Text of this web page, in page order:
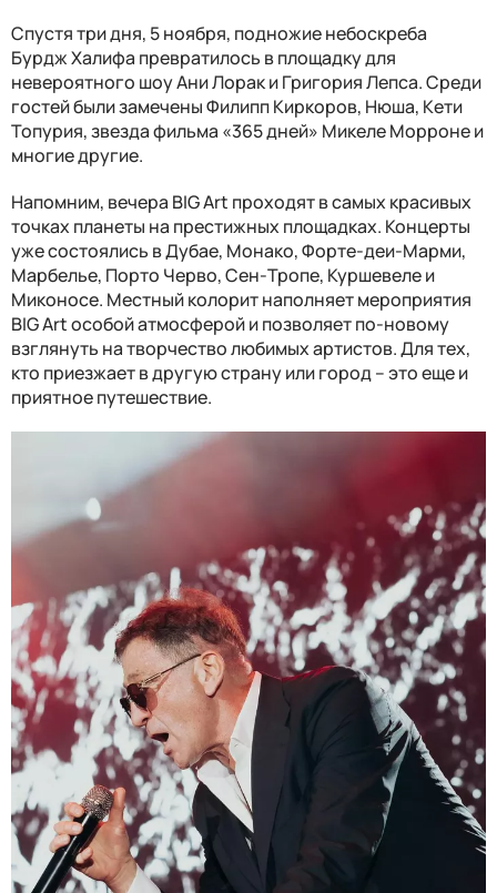
Спустя три дня, 5 ноября, подножие небоскреба
Бурдж Халифа превратилось в площадку для
невероятного шоу Ани Лорак и Григория Лепса. Среди
гостей были замечены Филипп Киркоров, Нюша, Кети
Топурия, звезда фильма «365 дней» Микеле Морроне и
многие другие.
Напомним, вечера BIG Art проходят в самых красивых
точках планеты на престижных площадках. Концерты
уже состоялись в Дубае, Монако, Форте-деи-Марми,
Марбелье, Порто Черво, Сен-Тропе, Куршевеле и
Миконосе. Местный колорит наполняет мероприятия
BIG Art особой атмосферой и позволяет по-новому
взглянуть на творчество любимых артистов. Для тех,
кто приезжает в другую страну или город – это еще и
приятное путешествие.